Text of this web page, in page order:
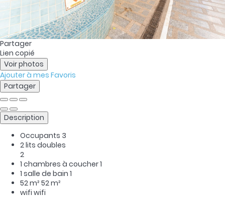
Partager
Lien copié
Voir photos
Ajouter à mes Favoris
Partager
Description
Occupants 3
2 lits doubles
2
1 chambres à coucher1
1 salle de bain 1
52 m² 52 m²
wifi wifi